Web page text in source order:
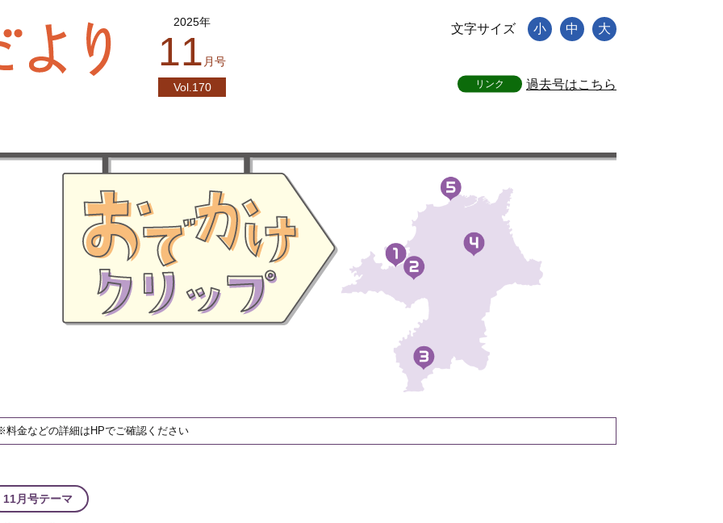
2025年
11 月号
Vol.170
文字サイズ 小 中 大
リンク 過去号はこちら
料金などの詳細はHPでご確認ください
11月号テーマ